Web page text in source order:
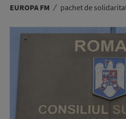
EUROPA FM pachet de
RADIO
CONCURSURI